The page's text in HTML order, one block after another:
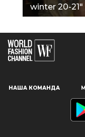
Наш сайт использует
пользователям,
информацию,
winter 20-21"
НАША КОМАНДА